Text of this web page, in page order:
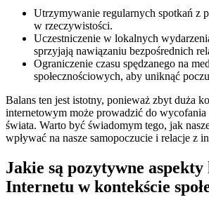
Utrzymywanie regularnych spotkań z
w rzeczywistości.
Uczestniczenie w lokalnych
sprzyjają nawiązaniu bezpośrednich
Ograniczenie czasu spędzanego na
społecznościowych, aby uniknąć
Balans ten jest istotny, ponieważ zbyt duża
internetowym może prowadzić do wycofania
świata. Warto być świadomym tego, jak
wpływać na nasze samopoczucie i relacje z
Jakie są pozytywne
Internetu w kontekście